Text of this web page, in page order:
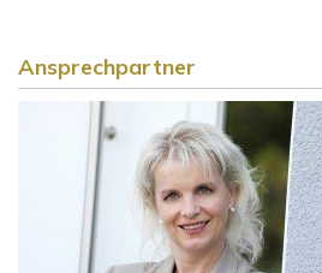
Ansprechpartner